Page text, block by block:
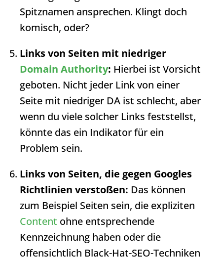
Spitznamen ansprechen. Klingt doch
komisch, oder?
Links von Seiten mit niedriger
Domain Authority: Hierbei ist Vorsicht
geboten. Nicht jeder Link von einer
Seite mit niedriger DA ist schlecht, aber
wenn du viele solcher Links feststellst,
könnte das ein Indikator für ein
Problem sein.
Links von Seiten, die gegen Googles
Richtlinien verstoßen: Das können
zum Beispiel Seiten sein, die expliziten
Content ohne entsprechende
Kennzeichnung haben oder die
offensichtlich Black-Hat-SEO-Techniken